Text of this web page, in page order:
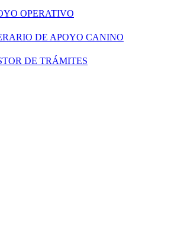
OPERATIVO
DE APOYO CANINO
DE TRÁMITES